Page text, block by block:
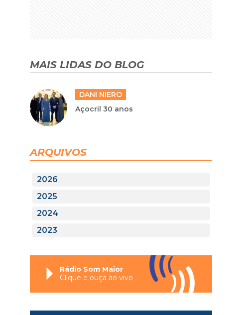
MAIS LIDAS DO BLOG
DANI NIERO
Açocril 30 anos
ARQUIVOS
2026
2025
2024
2023
Rádio Som Maior
Clique e ouça ao vivo